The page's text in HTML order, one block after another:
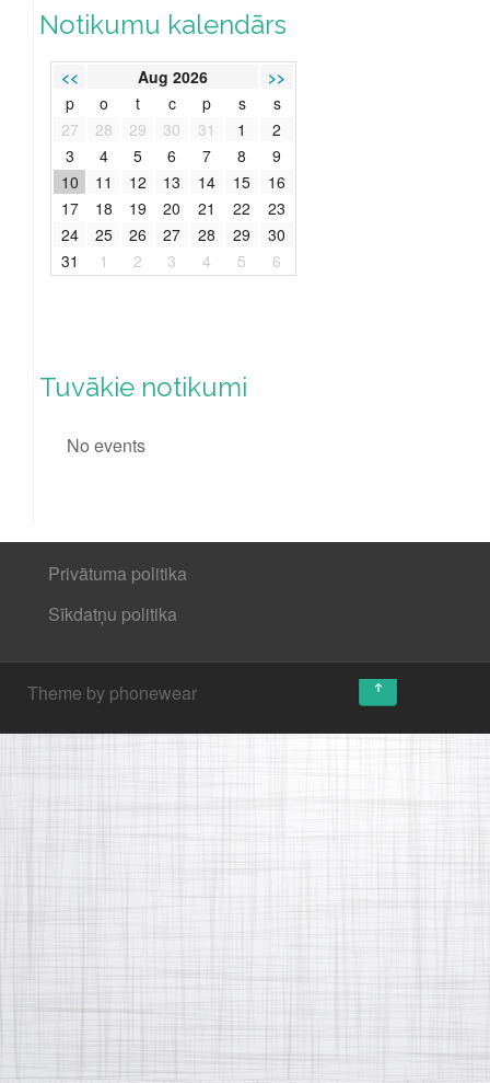
Notikumu kalendārs
<< Aug 2026
>>
p
o t c p s
s
27
28 29 30 31 1
2
3
4 5 6 7 8
9
10
11 12 13 14 15
16
17
18 19 20 21 22
23
24
25 26 27 28 29
30
31
1 2 3 4 5 6
Tuvākie notikumi
No events
Privātuma politika
Sīkdatņu politika
Theme by phonewear
↑